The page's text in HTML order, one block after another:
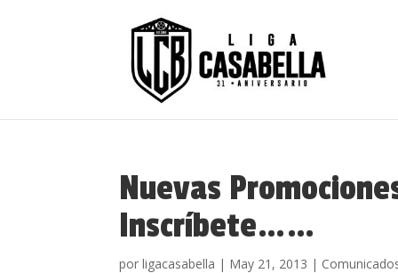
Nuevas
Inscríbete……
porligacasabella | May 21, 2013 |